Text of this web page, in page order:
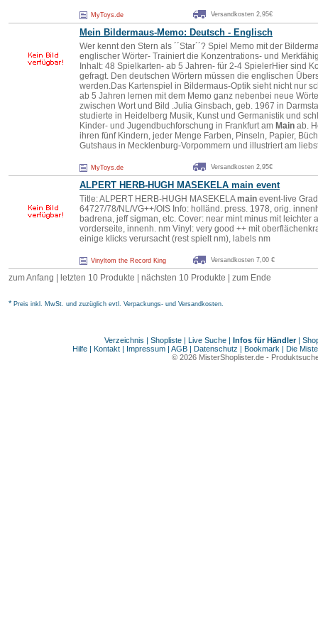
MyToys.de Versandkosten 2,95€
Mein Bildermaus-Memo: Deutsch - Englisch
Wer kennt den Stern als ´´Star´´? Spiel Memo mit der
englischer Wörter- Trainiert die Konzentrations- und
Inhalt: 48 Spielkarten- ab 5 Jahren- für 2-4 SpielerHier sind
gefragt. Den deutschen Wörtern müssen die englischen
werden.Das Kartenspiel in Bildermaus-Optik sieht nicht nur
ab 5 Jahren lernen mit dem Memo ganz nebenbei neue
zwischen Wort und Bild .Julia Ginsbach, geb. 1967 in
studierte in Heidelberg Musik, Kunst und Germanistik und
Kinder- und Jugendbuchforschung in Frankfurt am Main ab.
ihren fünf Kindern, jeder Menge Farben, Pinseln, Papier,
Gutshaus in Mecklenburg-Vorpommern und illustriert am
MyToys.de Versandkosten 2,95€
ALPERT HERB-HUGH MASEKELA main event
Title: ALPERT HERB-HUGH MASEKELAmain event-live
64727/78/NL/VG++/OIS Info: holländ. press. 1978, orig.
badrena, jeff sigman, etc. Cover: near mint minus mit leichter
vorderseite, innenh. nm Vinyl: very good ++ mit
einige klicks verursacht (rest spielt nm), labels nm
Vinyltom the Record King Versandkosten 7,00 €
zum Anfang letzten 10 Produkte | nächsten 10 Produkte | zum Ende
* Preis inkl. MwSt. und zuzüglich evtl. Verpackungs- und Versandkosten.
Verzeichnis | Shopliste| Live Suche| Infos für Händler|
Hilfe | Kontakt | Impressum | AGB | Datenschutz | Bookmark | Die
© 2026 MisterShoplister.de-